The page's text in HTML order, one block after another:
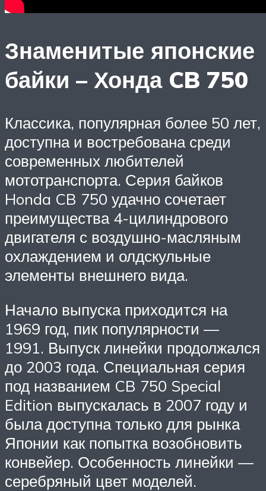
Знаменитые японские
байки – Хонда CB 750
Классика, популярная более 50 лет,
доступна и востребована среди
современных любителей
мототранспорта. Серия байков
Honda CB 750 удачно сочетает
преимущества 4-цилиндрового
двигателя с воздушно-масляным
охлаждением и олдскульные
элементы внешнего вида.
Начало выпуска приходится на
1969 год, пик популярности —
1991. Выпуск линейки продолжался
до 2003 года. Специальная серия
под названием CB 750 Special
Edition выпускалась в 2007 году и
была доступна только для рынка
Японии как попытка возобновить
конвейер. Особенность линейки —
серебряный цвет моделей.